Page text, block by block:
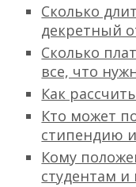
Сколько
декретный
Сколько
все, что
Как
Кто может
стипендию
Кому
студентам и